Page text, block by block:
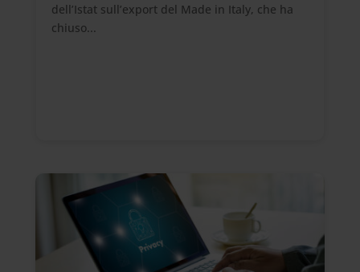
dell’Istat sull’export del Made in Italy, che ha
chiuso...